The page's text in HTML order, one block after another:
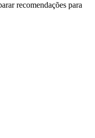
recomendações para